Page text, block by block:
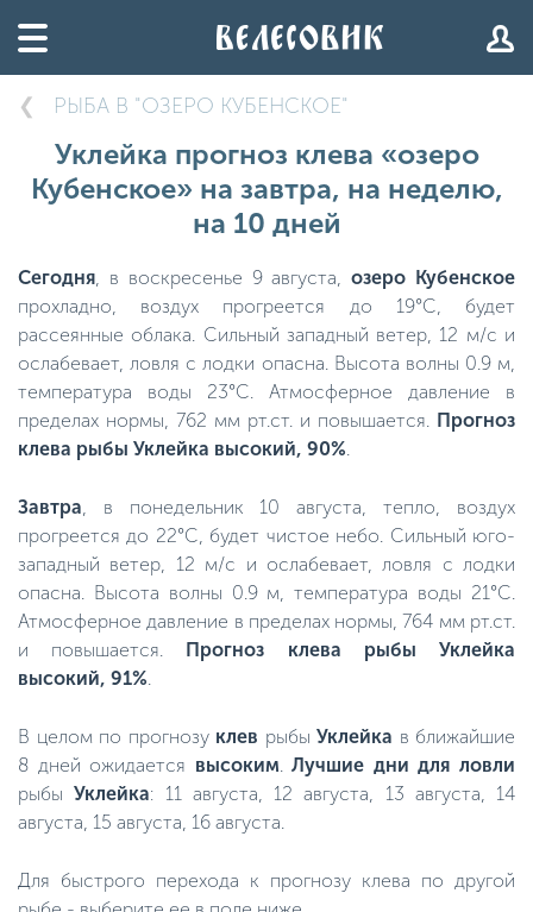
РЫБА В "ОЗЕРО КУБЕНСКОЕ"
Уклейка прогноз клева «озеро
Кубенское» на завтра, на неделю,
на 10 дней
Сегодня, в воскресенье 9 августа,озеро Кубенское
прохладно, воздух прогреется до 19°C, будет
рассеянные облака. Сильный западный ветер, 12 м/с и
ослабевает, ловля с лодки опасна. Высота волны 0.9 м,
температура воды 23°C. Атмосферное давление в
пределах нормы, 762 мм рт.ст. и повышается. Прогноз
клева рыбы Уклейка высокий, 90%.
Завтра, в понедельник 10 августа, тепло, воздух
прогреется до 22°C, будет чистое небо. Сильный юго-
западный ветер, 12 м/с и ослабевает, ловля с лодки
опасна. Высота волны 0.9 м, температура воды 21°C.
Атмосферное давление в пределах нормы, 764 мм рт.ст.
и повышается. Прогноз клева рыбы Уклейка
высокий, 91%.
В целом по прогнозу клев рыбы Уклейка в ближайшие
8 дней ожидается высоким.Лучшие дни для ловли
рыбыУклейка: 11 августа, 12 августа, 13 августа, 14
августа, 15 августа, 16 августа.
Для быстрого перехода к прогнозу клева по другой